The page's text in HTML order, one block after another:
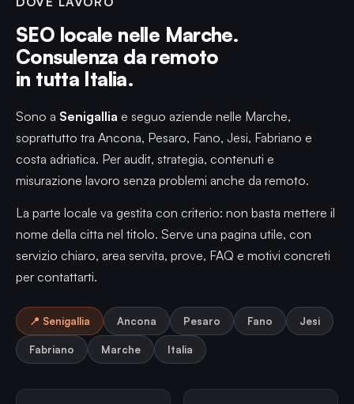
SEO locale nelle Marche.
Consulenza da remoto
in tutta Italia.
Sono a Senigallia e seguo aziende nelle Marche,
soprattutto tra Ancona, Pesaro, Fano, Jesi, Fabriano e
costa adriatica. Per audit, strategia, contenuti e
misurazione lavoro senza problemi anche da remoto.
La parte locale va gestita con criterio: non basta mettere il
nome della citta nel titolo. Serve una pagina utile, con
servizio chiaro, area servita, prove, FAQ e motivi concreti
per contattarti.
📍 Senigallia Ancona Pesaro Fano Jesi
Fabriano Marche Italia